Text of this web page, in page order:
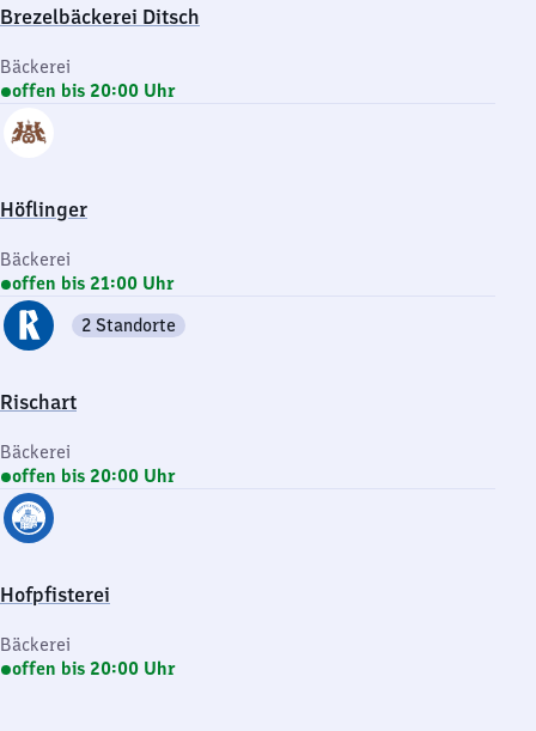
Brezelbäckerei Ditsch
Bäckerei
offen bis 20:00 Uhr
Höflinger
Bäckerei
offen bis 21:00 Uhr
Rischart
2 Standorte
Bäckerei
offen bis 20:00 Uhr
Hofpfisterei
Bäckerei
offen bis 20:00 Uhr